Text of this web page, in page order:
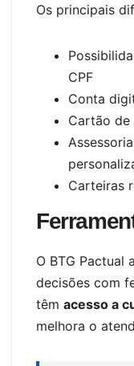
Os principais
CPF
Conta
Cartão
Carteiras
O BTG Pactual
decisões com
têm acesso a
melhora o